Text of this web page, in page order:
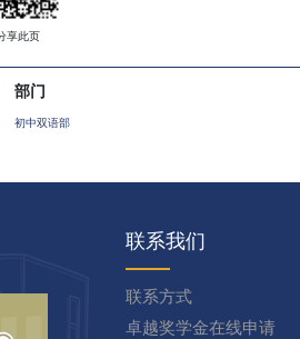
享此页
部门
初中双语部
联系我们
联系方式
卓越奖学金在线申请